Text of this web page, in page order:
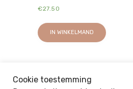
€27.50
IN WINKELMAND
Cookie toestemming